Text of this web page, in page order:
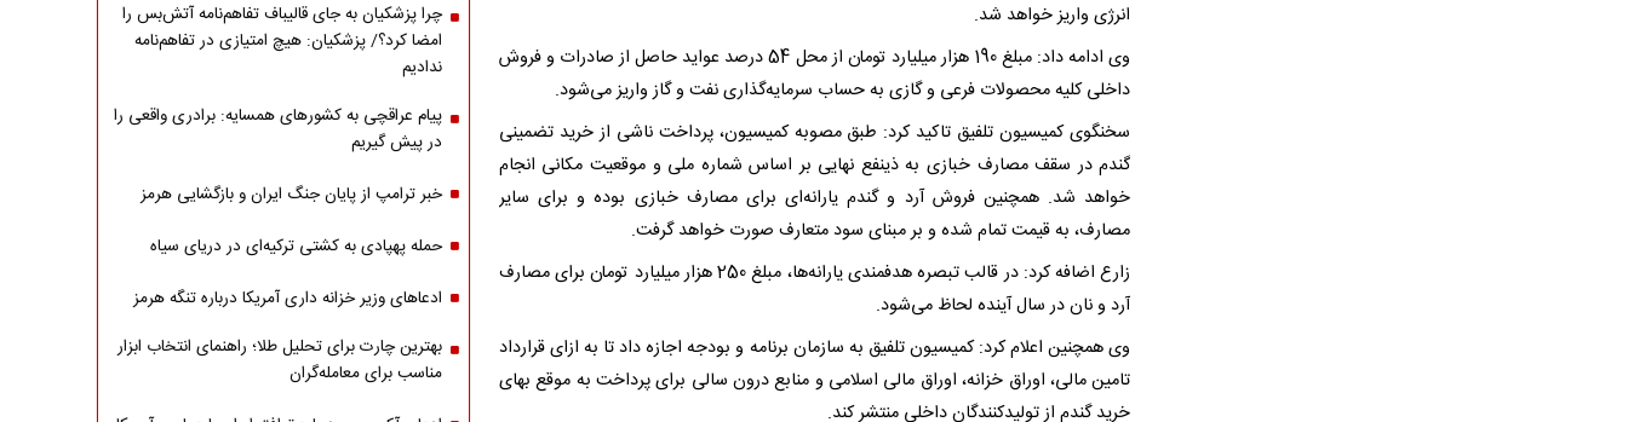
انرژی واریز خواهد شد.
وی ادامه داد: مبلغ 190 هزار میلیارد تومان از محل 54 درصد عواید حاصل از صادرات و فروش
داخلی کلیه محصولات فرعی و گازی به حساب سرمایه‌گذاری نفت و گاز واریز می‌شود.
سخنگوی کمیسیون تلفیق تاکید کرد: طبق مصوبه کمیسیون، پرداخت ناشی از خرید تضمینی
گندم در سقف مصارف خبازی به ذینفع نهایی بر اساس شماره ملی و موقعیت مکانی انجام
خواهد شد. همچنین فروش آرد و گندم یارانه‌ای برای مصارف خبازی بوده و برای سایر
مصارف، به قیمت تمام شده و بر مبنای سود متعارف صورت خواهد گرفت.
زارع اضافه کرد: در قالب تبصره هدفمندی یارانه‌ها، مبلغ 250 هزار میلیارد تومان برای مصارف
آرد و نان در سال آینده لحاظ می‌شود.
وی همچنین اعلام کرد: کمیسیون تلفیق به سازمان برنامه و بودجه اجازه داد تا به ازای قرارداد
تامین مالی، اوراق خزانه، اوراق مالی اسلامی و منابع درون سالی برای پرداخت به موقع بهای
خرید گندم از تولیدکنندگان داخلی منتشر کند.
چرا پزشکیان به جای قالیباف تفاهم‌نامه آتش‌بس را
امضا کرد؟/ پزشکیان: هیچ امتیازی در تفاهم‌نامه
ندادیم
پیام عراقچی به کشورهای همسایه: برادری واقعی را
در پیش گیریم
خبر ترامپ از پایان جنگ ایران و بازگشایی هرمز
حمله پهپادی به کشتی ترکیه‌ای در دریای سیاه
ادعاهای وزیر خزانه داری آمریکا درباره تنگه هرمز
بهترین چارت برای تحلیل طلا؛ راهنمای انتخاب ابزار
مناسب برای معامله‌گران